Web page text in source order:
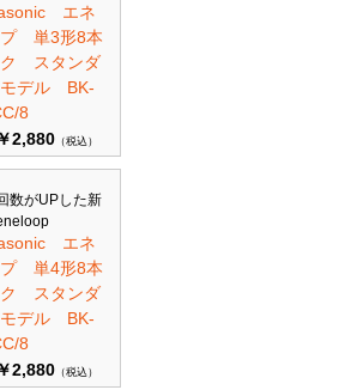
エネ
プ 単3形8本
スタンダ
モデル BK-
8
￥2,880 （税込）
数がUPした新
エネ
プ 単4形8本
スタンダ
モデル BK-
8
￥2,880 （税込）